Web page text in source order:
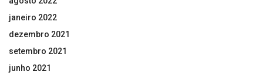
janeiro 2022
dezembro 2021
setembro 2021
junho 2021